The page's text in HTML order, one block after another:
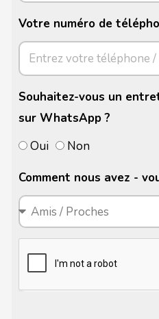
Votre numéro de
Souhaitez-vous un
sur WhatsApp ?
Oui
Non
Comment nous avez -